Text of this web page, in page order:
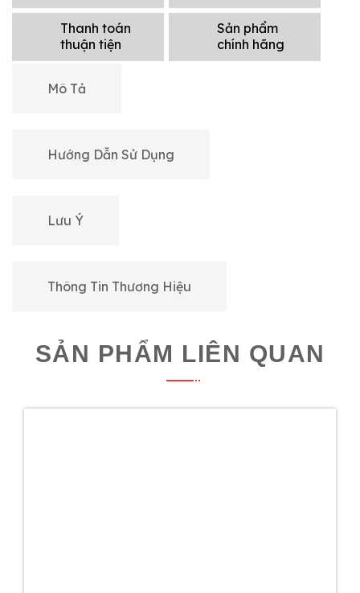
Thanh toán
thuận tiện
Sản phẩm
chính hãng
Mô Tả
Hướng Dẫn Sử Dụng
Lưu Ý
Thông Tin Thương Hiệu
SẢN PHẨM LIÊN QUAN